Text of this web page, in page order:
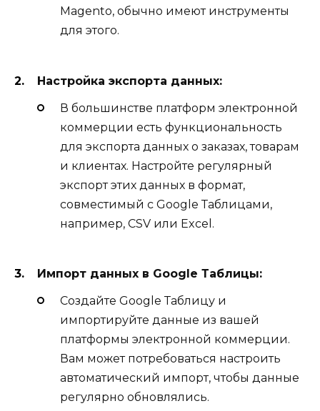
Magento, обычно имеют инструменты
для этого.
Настройка экспорта данных:
В большинстве платформ электронной
коммерции есть функциональность
для экспорта данных о заказах, товарам
и клиентах. Настройте регулярный
экспорт этих данных в формат,
совместимый с Google Таблицами,
например, CSV или Excel.
Импорт данных в Google Таблицы:
Создайте Google Таблицу и
импортируйте данные из вашей
платформы электронной коммерции.
Вам может потребоваться настроить
автоматический импорт, чтобы данные
регулярно обновлялись.